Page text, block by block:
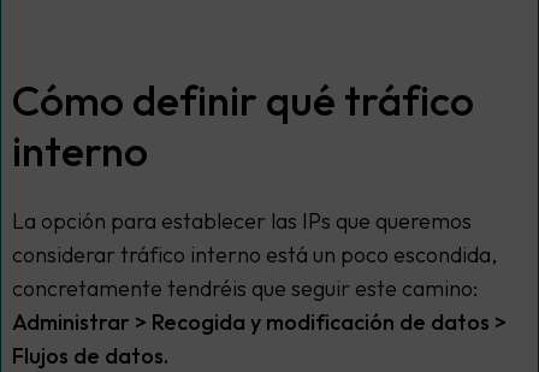
Cómo definir qué tráfico
interno
La opción para establecer las IPs que queremos
considerar tráfico interno está un poco escondida,
concretamente tendréis que seguir este camino:
Administrar > Recogida y modificación de datos >
Flujos de datos.